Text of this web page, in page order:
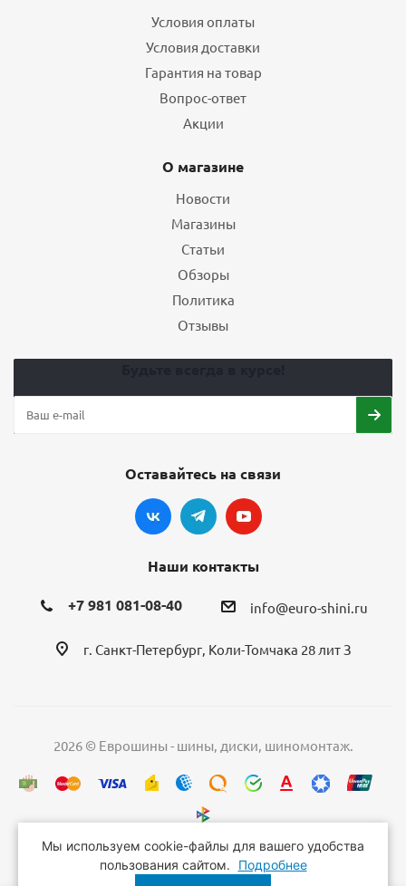
Условия оплаты
Условия доставки
Гарантия на товар
Вопрос-ответ
Акции
О магазине
Новости
Магазины
Статьи
Обзоры
Политика
Отзывы
Оставайтесь на связи
Наши контакты
+7 981 081-08-40 info@euro-shini.ru
г. Санкт-Петербург, Коли-Томчака 28 лит З
2026 © Еврошины - шины, диски, шиномонтаж.
Мы используем cookie-файлы для вашего удобства
пользования сайтом.
Подробнее